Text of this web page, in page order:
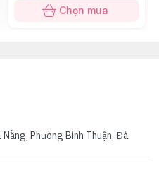
Chọn mua
Phường Bình Thuận, Đà